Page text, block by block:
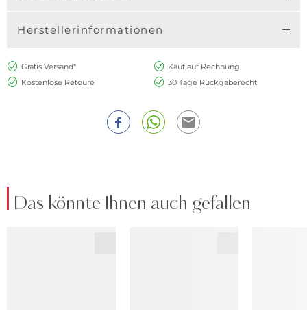
Herstellerinformationen
Gratis Versand*
Kauf auf Rechnung
Kostenlose Retoure
30 Tage Rückgaberecht
Das könnte Ihnen auch gefallen